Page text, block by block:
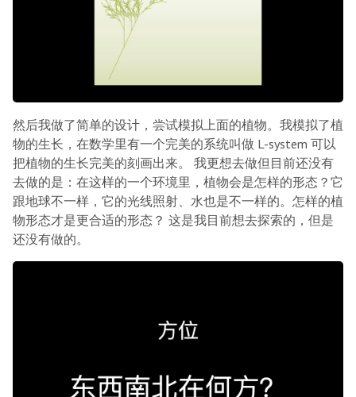
然后我做了简单的设计，尝试模拟上面的植物。我模拟了植
物的生长，在数学里有一个完美的系统叫做 L-system 可以
把植物的生长完美的刻画出来。 我更想去做但目前还没有
去做的是：在这样的一个环境里，植物会是怎样的形态？它
跟地球不一样，它的光线照射、水也是不一样的。怎样的植
物形态才是更合适的形态？ 这是我目前想去探索的，但是
还没有做的。